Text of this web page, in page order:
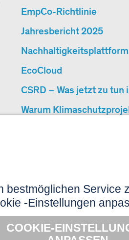
EmpCo-Richtlinie
Jahresbericht 2025
Nachhaltigkeitsplattform
EcoCloud
CSRD – Was jetzt zu tun
Warum